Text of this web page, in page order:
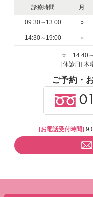
診療時間 月
09:30～13:00 ○
14:30～19:00 ○
☆…14:40
[休診日] 木
ご予約・
[お電話受付時間]